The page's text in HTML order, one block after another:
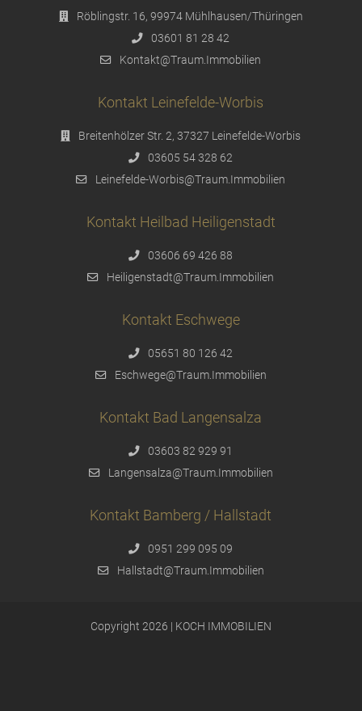
Röblingstr. 16, 99974 Mühlhausen/Thüringen
03601 81 28 42
Kontakt@Traum.Immobilien
Kontakt Leinefelde-Worbis
Breitenhölzer Str. 2, 37327 Leinefelde-Worbis
03605 54 328 62
Leinefelde-Worbis@Traum.Immobilien
Kontakt Heilbad Heiligenstadt
03606 69 426 88
Heiligenstadt@Traum.Immobilien
Kontakt Eschwege
05651 80 126 42
Eschwege@Traum.Immobilien
Kontakt Bad Langensalza
03603 82 929 91
Langensalza@Traum.Immobilien
Kontakt Bamberg / Hallstadt
0951 299 095 09
Hallstadt@Traum.Immobilien
Copyright 2026 | KOCH IMMOBILIEN